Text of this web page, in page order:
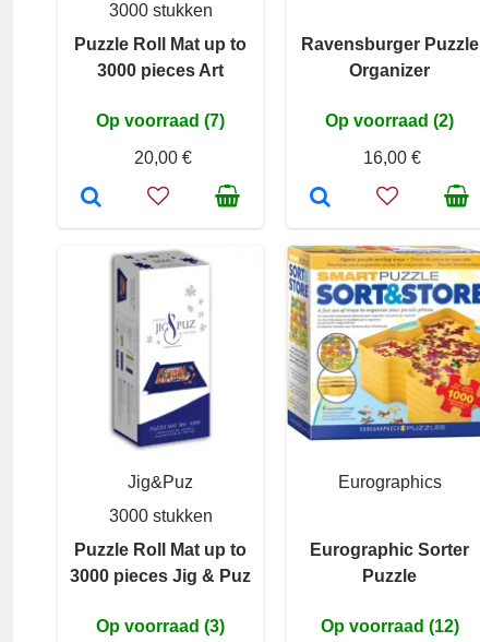
3000 stukken
Puzzle Roll Mat up to
3000 pieces Art
Op voorraad (7)
20,00 €
Ravensburger Puzzle
Organizer
Op voorraad (2)
16,00 €
Jig&Puz
3000 stukken
Puzzle Roll Mat up to
3000 pieces Jig & Puz
Op voorraad (3)
Eurographics
Eurographic Sorter
Puzzle
Op voorraad (12)